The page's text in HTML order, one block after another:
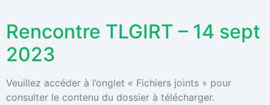
Rencontre TLGIRT – 14 sept
2023
Veuillez accéder à l’onglet « Fichiers joints » pour
consulter le contenu du dossier à télécharger.